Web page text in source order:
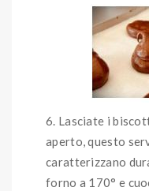
Lasciate i
aperto, questo
caratterizzano
forno a 170° e